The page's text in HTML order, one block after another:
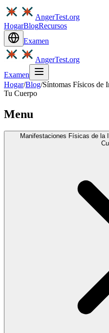
AngerTest.org
HogarBlogRecursos
Examen
AngerTest.org
Examen
Hogar/Blog/Síntomas Físicos de
Tu Cuerpo
Menu
Manifestaciones Físicas de la